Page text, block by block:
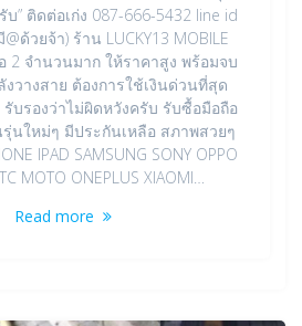
บ” ติดต่อเก่ง 087-666-5432 line id
ด้วยจ้า) ร้าน LUCKY13 MOBILE
2 จำนวนมาก ให้ราคาสูง พร้อมจบ
วางสาย ต้องการใช้เงินด่วนที่สุด
บรองว่าไม่ผิดหวังครับ รับซื้อมือถือ
นใหม่ๆ มีประกันเหลือ สภาพสวยๆ
IPAD SAMSUNG SONY OPPO
MOTO ONEPLUS XIAOMI…
Read more